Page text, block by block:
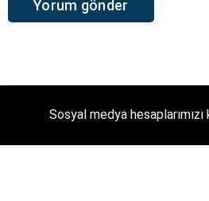
Sosyal medya